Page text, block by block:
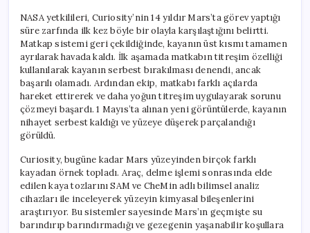
NASA yetkilileri, Curiosity’nin 14 yıldır Mars’ta görev yaptığı
süre zarfında ilk kez böyle bir olayla karşılaştığını belirtti.
Matkap sistemi geri çekildiğinde, kayanın üst kısmı tamamen
ayrılarak havada kaldı. İlk aşamada matkabın titreşim özelliği
kullanılarak kayanın serbest bırakılması denendi, ancak
başarılı olamadı. Ardından ekip, matkabı farklı açılarda
hareket ettirerek ve daha yoğun titreşim uygulayarak sorunu
çözmeyi başardı. 1 Mayıs’ta alınan yeni görüntülerde, kayanın
nihayet serbest kaldığı ve yüzeye düşerek parçalandığı
görüldü.
Curiosity, bugüne kadar Mars yüzeyinden birçok farklı
kayadan örnek topladı. Araç, delme işlemi sonrasında elde
edilen kaya tozlarını SAM ve CheMin adlı bilimsel analiz
cihazları ile inceleyerek yüzeyin kimyasal bileşenlerini
araştırıyor. Bu sistemler sayesinde Mars’ın geçmişte su
barındırıp barındırmadığı ve gezegenin yaşanabilir koşullara